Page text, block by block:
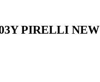
PIRELLI NEW